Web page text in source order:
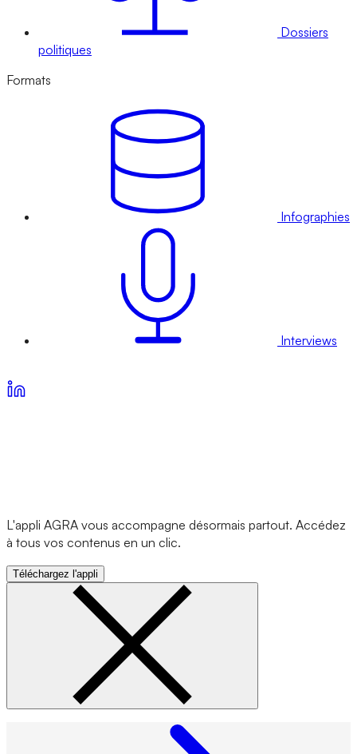
Dossiers
politiques
Formats
Infographies
Interviews
L'appli AGRA vous accompagne désormais partout. Accédez
à tous vos contenus en un clic.
Téléchargez l'appli